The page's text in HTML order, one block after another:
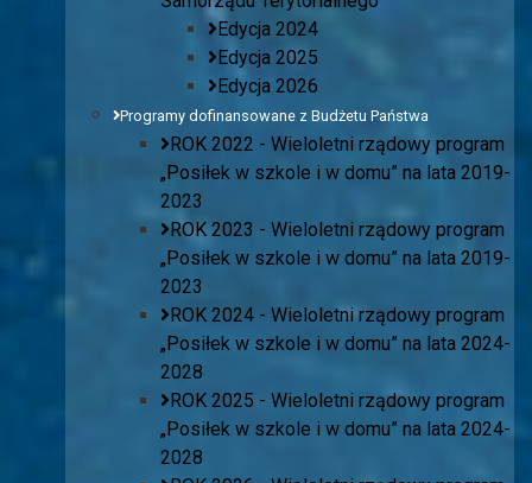
Edycja 2024
Edycja 2025
Edycja 2026
Programy dofinansowane z Budżetu Państwa
ROK 2022 - Wieloletni rządowy program
„Posiłek w szkole i w domu” na lata 2019-
2023
ROK 2023 - Wieloletni rządowy program
„Posiłek w szkole i w domu” na lata 2019-
2023
ROK 2024 - Wieloletni rządowy program
„Posiłek w szkole i w domu” na lata 2024-
2028
ROK 2025 - Wieloletni rządowy program
„Posiłek w szkole i w domu” na lata 2024-
2028